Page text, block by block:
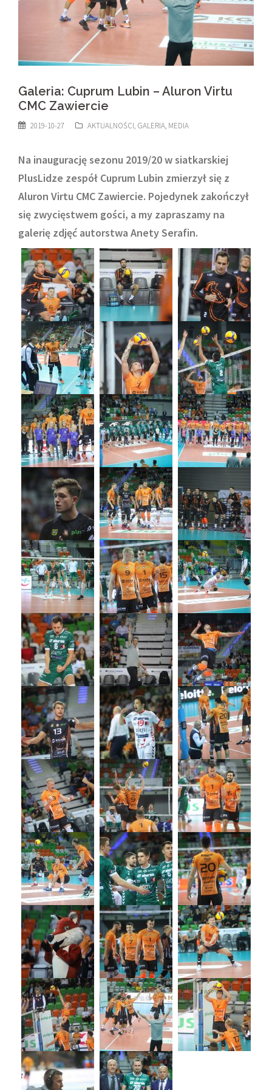
Galeria: Cuprum Lubin – Aluron Virtu
CMC Zawiercie
2019-10-27 AKTUALNOŚCI, GALERIA, MEDIA
Na inaugurację sezonu 2019/20 w siatkarskiej
PlusLidze zespół Cuprum Lubin zmierzył się z
Aluron Virtu CMC Zawiercie. Pojedynek zakończył
się zwycięstwem gości, a my zapraszamy na
galerię zdjęć autorstwa Anety Serafin.